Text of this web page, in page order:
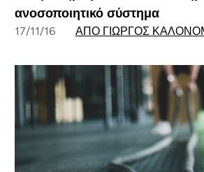
ανοσοποιητικό σύστημα
17/11/16 ΑΠΌ ΓΙΏΡΓΟΣ